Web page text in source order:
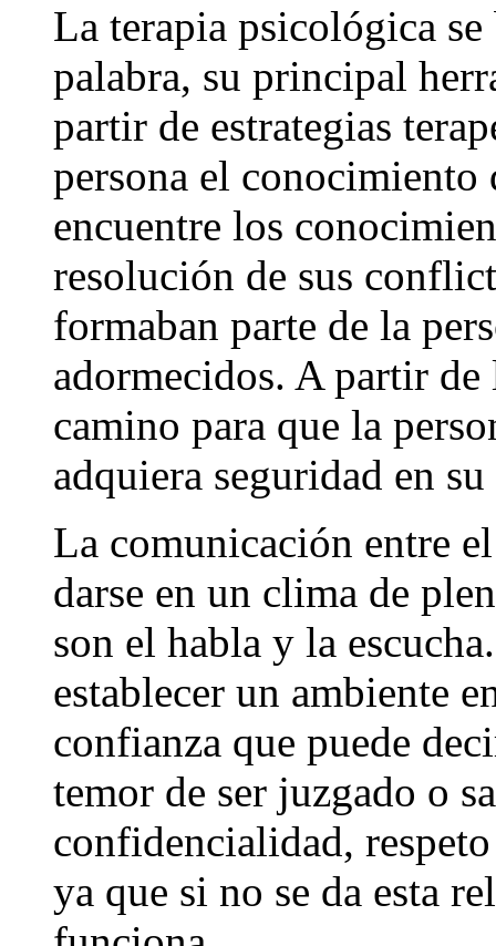
La terapia psicológica
palabra, su principal
partir de estrategias
persona el
encuentre los
resolución de sus
formaban parte de la
adormecidos. A partir
camino para que la
adquiera seguridad en
La comunicación entre
darse en un clima de
son el habla y la
establecer un ambiente
confianza que puede
temor de ser juzgado o
confidencialidad,
ya que si no se da esta